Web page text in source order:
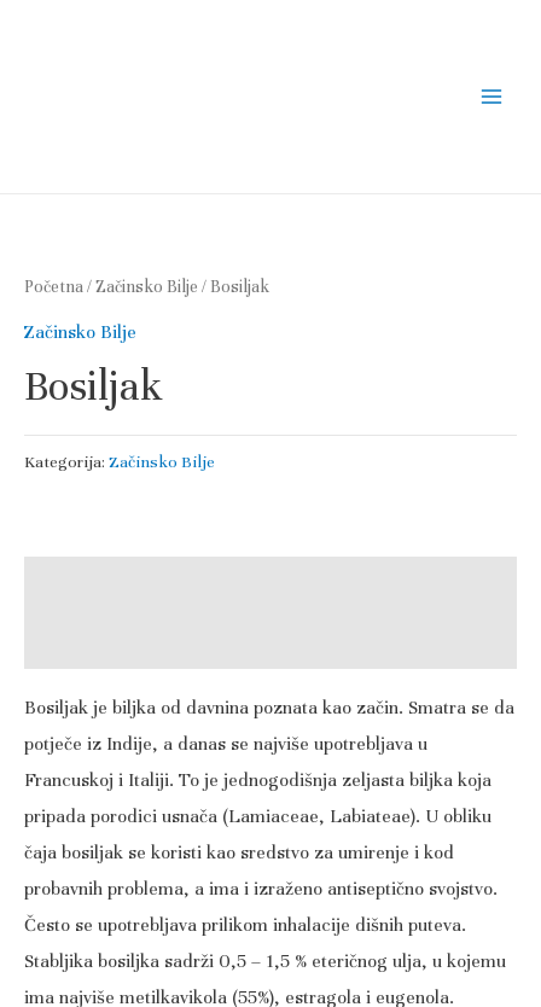
Početna/Začinsko Bilje / Bosiljak
Začinsko Bilje
Bosiljak
Kategorija: Začinsko Bilje
Bosiljak je biljka od davnina poznata kao začin. Smatra se da
potječe iz Indije, a danas se najviše upotrebljava u
Francuskoj i Italiji. To je jednogodišnja zeljasta biljka koja
pripada porodici usnača (Lamiaceae, Labiateae). U obliku
čaja bosiljak se koristi kao sredstvo za umirenje i kod
probavnih problema, a ima i izraženo antiseptično svojstvo.
Često se upotrebljava prilikom inhalacije dišnih puteva.
Stabljika bosiljka sadrži 0,5 – 1,5 % eteričnog ulja, u kojemu
ima najviše metilkavikola (55%), estragola i eugenola.